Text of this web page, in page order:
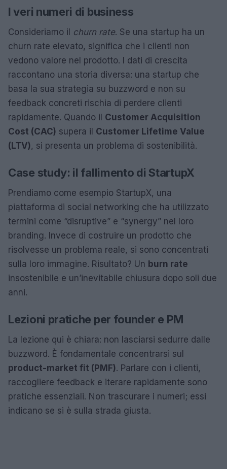
I veri numeri di business
Consideriamo il churn rate. Se una startup ha un
churn rate elevato, significa che i clienti non
vedono valore nel prodotto. I dati di crescita
raccontano una storia diversa: una startup che
basa la sua strategia su buzzword e non su
feedback concreti rischia di perdere clienti
rapidamente. Quando il Customer Acquisition
Cost (CAC) supera il Customer Lifetime Value
(LTV), si presenta un problema di sostenibilità.
Case study: il fallimento di StartupX
Prendiamo come esempio StartupX, una
piattaforma di social networking che ha utilizzato
termini come “disruptive” e “synergy” nel loro
branding. Invece di costruire un prodotto che
risolvesse un problema reale, si sono concentrati
sulla loro immagine. Risultato? Un burn rate
insostenibile e un’inevitabile chiusura dopo soli due
anni.
Lezioni pratiche per founder e PM
La lezione qui è chiara: non lasciarsi sedurre dalle
buzzword. È fondamentale concentrarsi sul
product-market fit (PMF). Parlare con i clienti,
raccogliere feedback e iterare rapidamente sono
pratiche essenziali. Non trascurare i numeri; essi
indicano se si è sulla strada giusta.